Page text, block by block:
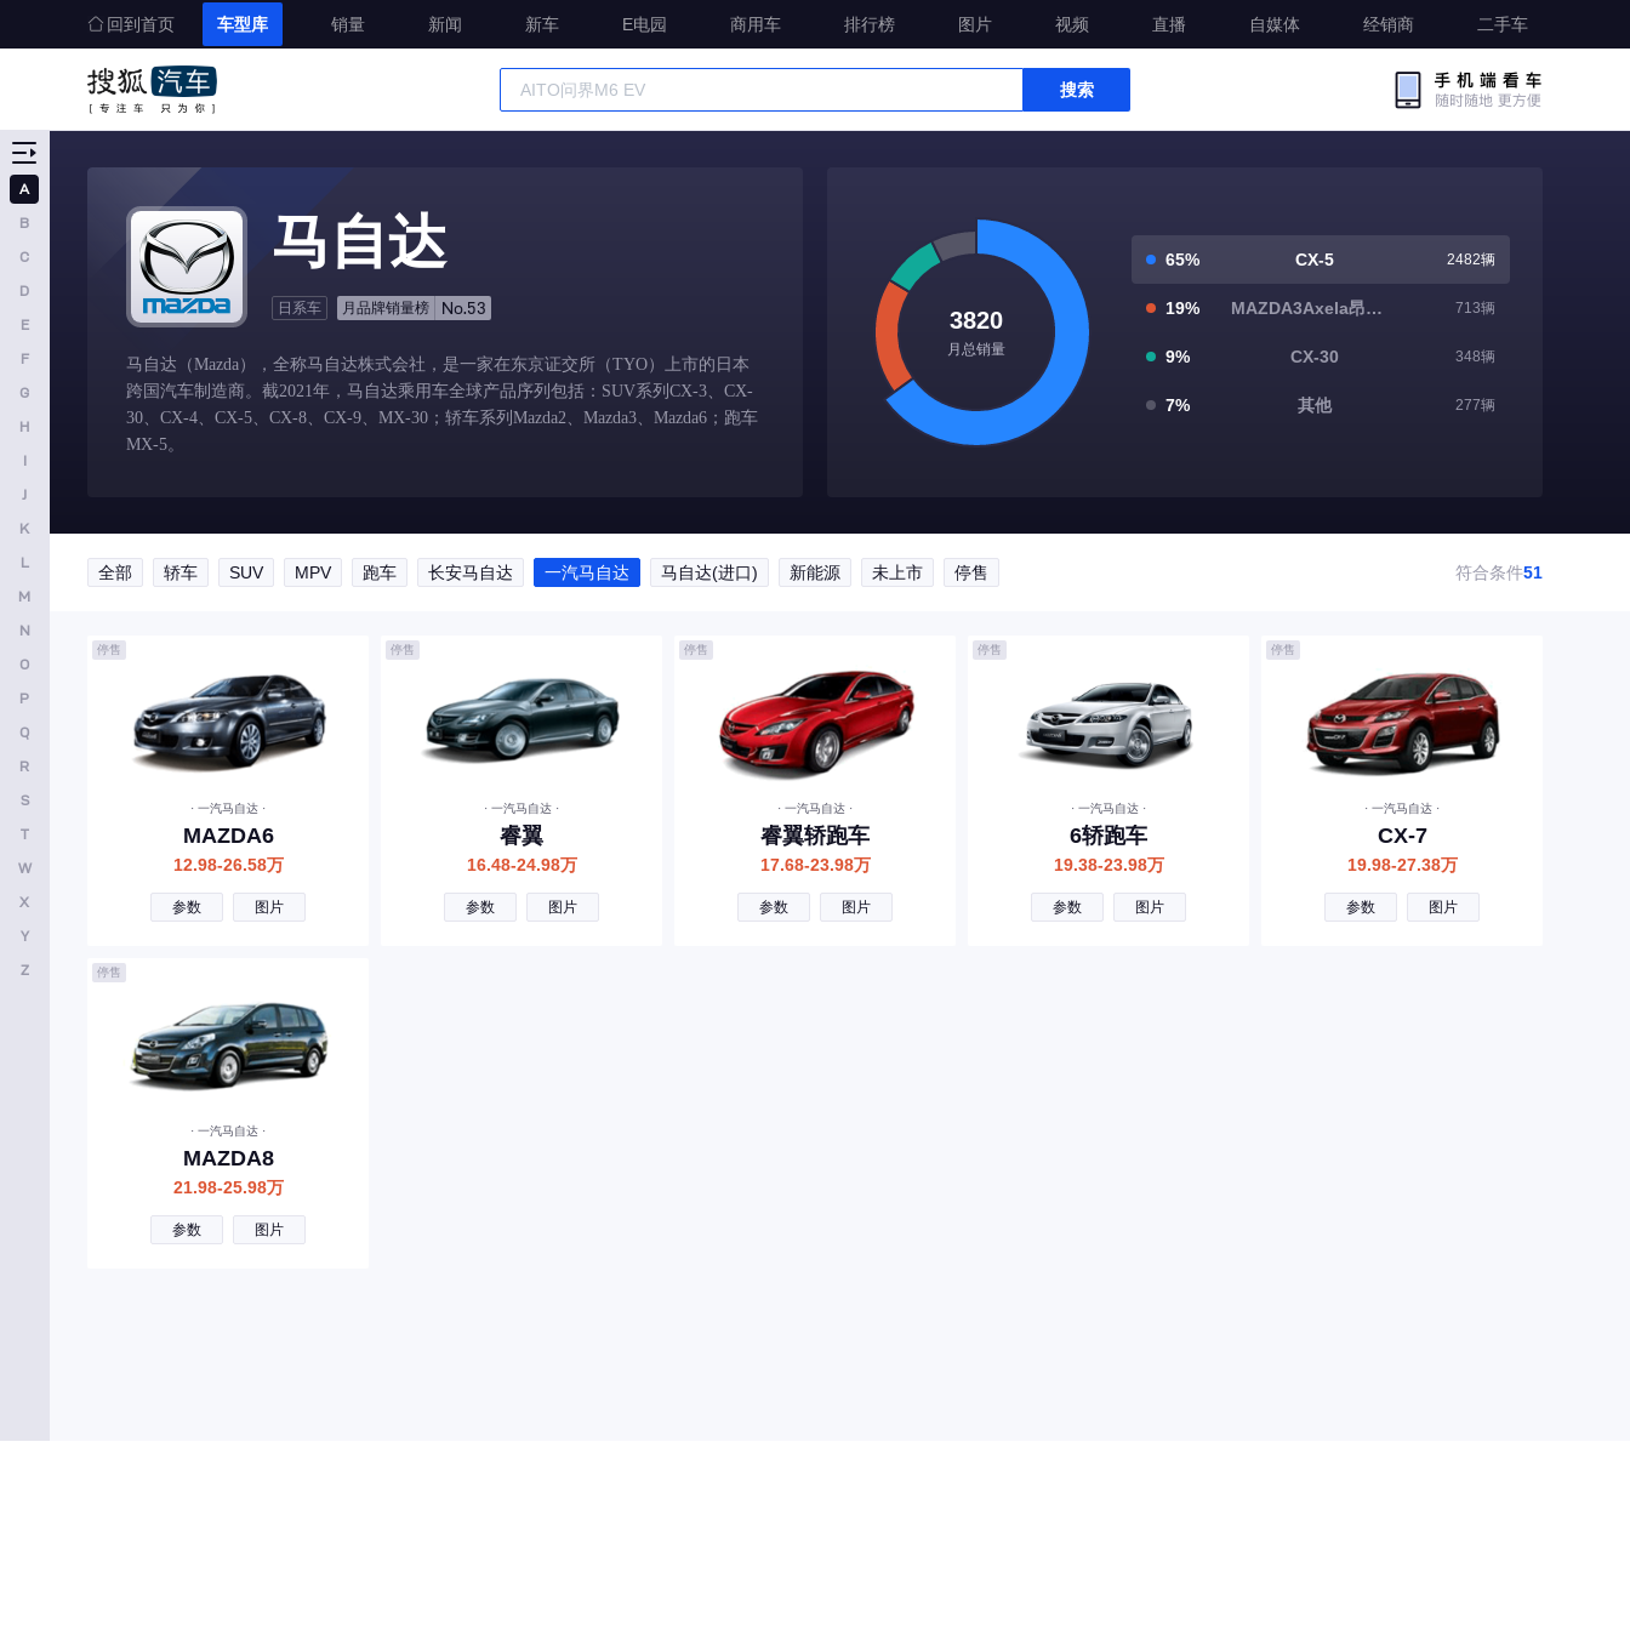
回到首页 车型库 销量 新闻 新车 E电园 商用车 排行榜 图片 视频 直播 自媒体 经销商 二手车
搜索
马自达
日系车 月品牌销量榜 No.53
马自达（Mazda），全称马自达株式会社，是一家在东京证交所（TYO）上市的日本
跨国汽车制造商。截2021年，马自达乘用车全球产品序列包括：SUV系列CX-3、CX-
30、CX-4、CX-5、CX-8、CX-9、MX-30；轿车系列Mazda2、Mazda3、Mazda6；跑车
MX-5。
3820
月总销量
65% CX-5 2482辆
19% MAZDA3Axela昂克赛拉 三厢 713辆
9% CX-30 348辆
7% 其他 277辆
全部 轿车 SUV MPV 跑车 长安马自达 一汽马自达 马自达(进口) 新能源 未上市 停售 符合条件51
· 一汽马自达 ·
MAZDA6
12.98-26.58万
参数 图片
停售
· 一汽马自达 ·
睿翼
16.48-24.98万
参数 图片
停售
· 一汽马自达 ·
睿翼轿跑车
17.68-23.98万
参数 图片
停售
· 一汽马自达 ·
6轿跑车
19.38-23.98万
参数 图片
停售
· 一汽马自达 ·
CX-7
19.98-27.38万
参数 图片
停售
· 一汽马自达 ·
MAZDA8
21.98-25.98万
参数 图片
停售
A
B
C
D
E
F
G
H
I
J
K
L
M
N
O
P
Q
R
S
T
W
X
Y
Z
埃安
阿维塔
奥迪AUDI
阿斯顿马丁
埃尚
安凯客车
北京越野
北京汽车
北汽瑞翔